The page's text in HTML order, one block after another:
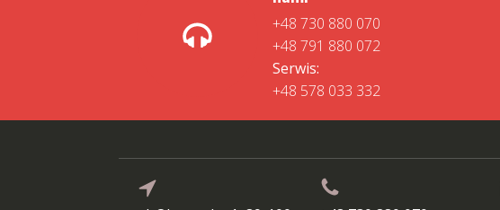
+48 730 880 070
+48 791 880 072
Serwis:
+48 578 033 332